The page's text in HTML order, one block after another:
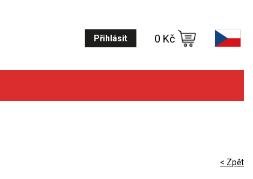
Přihlásit 0 Kč
< Zpět